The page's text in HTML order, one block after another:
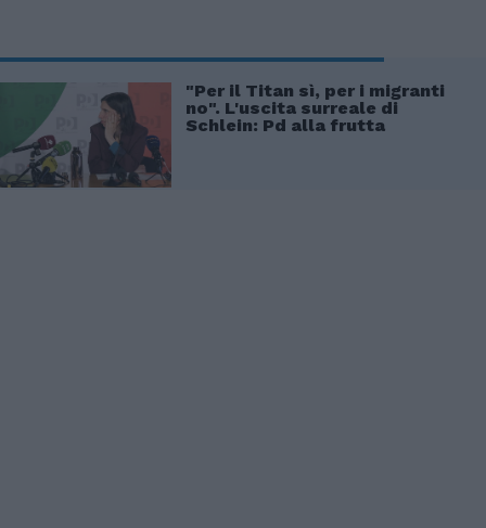
"Per il Titan sì, per i migranti
no". L'uscita surreale di
Schlein: Pd alla frutta